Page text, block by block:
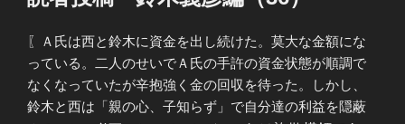
日:
〖Ａ氏は西と鈴木に資金を出し続けた。莫大な金額にな
っている。二人のせいでＡ氏の手許の資金状態が順調で
なくなっていたが辛抱強く金の回収を待った。しかし、
鈴木と西は「親の心、子知らず」で自分達の利益を隠蔽